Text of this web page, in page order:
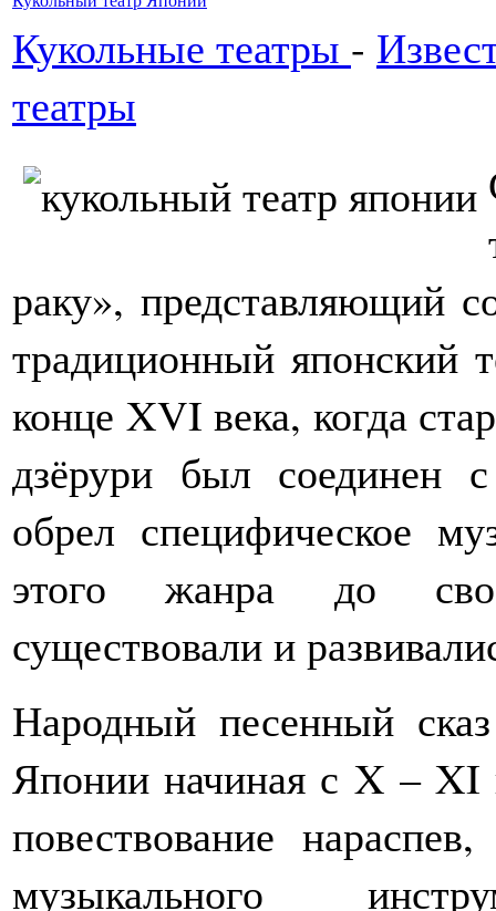
Кукольные театры -
театры
раку», представляющий
традиционный японский
конце XVI века, когда
дзёрури был соединен
обрел специфическое
этого жанра до
существовали и
Народный песенный
Японии начиная с X – XI
повествование
музыкального